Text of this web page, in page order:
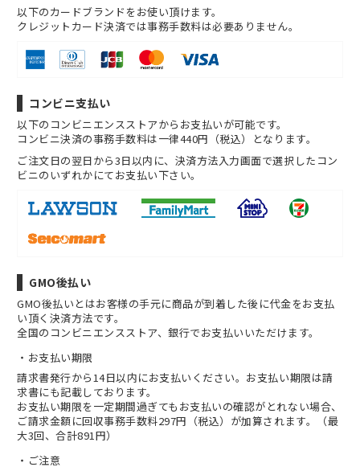
以下のカードブランドをお使い頂けます。
クレジットカード決済では事務手数料は必要ありません。
コンビニ支払い
以下のコンビニエンスストアからお支払いが可能です。
コンビニ決済の事務手数料は一律440円（税込）となります。
ご注文日の翌日から3日以内に、決済方法入力画面で選択したコン
ビニのいずれかにてお支払い下さい。
GMO後払い
GMO後払いとはお客様の手元に商品が到着した後に代金をお支払
い頂く決済方法です。
全国のコンビニエンスストア、銀行でお支払いいただけます。
お支払い期限
請求書発行から14日以内にお支払いください。お支払い期限は請
求書にも記載しております。
お支払い期限を一定期間過ぎてもお支払いの確認がとれない場合、
ご請求金額に回収事務手数料297円（税込）が加算されます。（最
大3回、合計891円）
ご注意